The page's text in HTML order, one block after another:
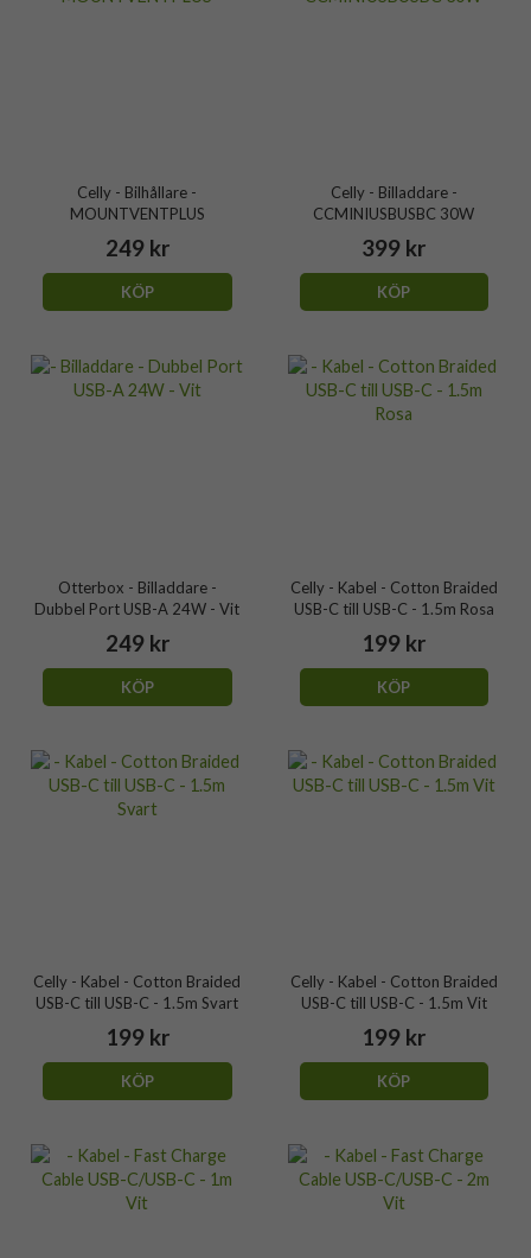
Celly - Bilhållare -
MOUNTVENTPLUS
249 kr
KÖP
Celly - Billaddare -
CCMINIUSBUSBC 30W
399 kr
KÖP
Otterbox - Billaddare -
Dubbel Port USB-A 24W - Vit
249 kr
KÖP
Celly - Kabel - Cotton Braided
USB-C till USB-C - 1.5m Rosa
199 kr
KÖP
Celly - Kabel - Cotton Braided
USB-C till USB-C - 1.5m Svart
199 kr
KÖP
Celly - Kabel - Cotton Braided
USB-C till USB-C - 1.5m Vit
199 kr
KÖP